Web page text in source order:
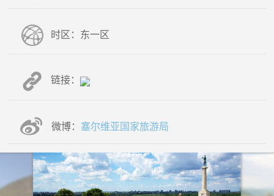
时区：东一区
链接：
微博： 塞尔维亚国家旅游局